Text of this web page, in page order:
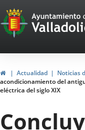
Portal
Web
del
de
Valladolid
InicioActualidad Noticias
acondicionamiento del
eléctrica del siglo XIX